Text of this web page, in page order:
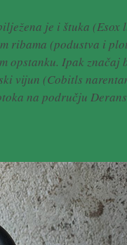
je i štuka (Esox
ribama (podustva i
opstanku. Ipak
vijun (Cobitls
na području